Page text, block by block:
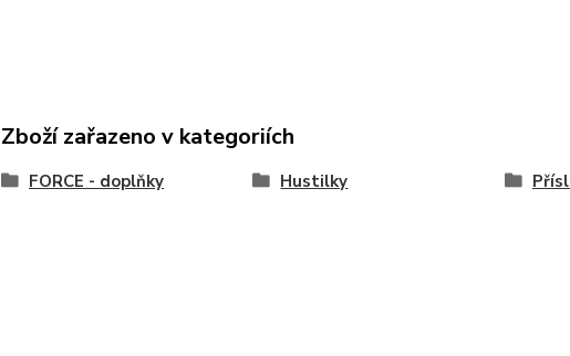
Zboží zařazeno v kategoriích
FORCE - doplňky Hustilky